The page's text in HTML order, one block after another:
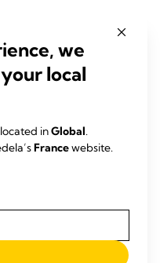
recouverts pendant qu'ils
le sont pas.
sa tête soit recouverte
donc uniquement
un droit
we
local
inGlobal.
Francewebsite.